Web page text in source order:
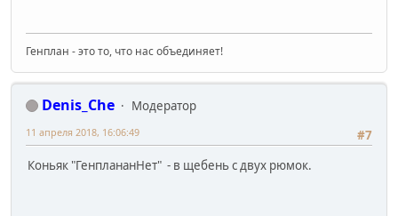
Генплан - это то, что нас объединяет!
Denis_Che
Модератор
#7
11 апреля 2018, 16:06:49
Коньяк "ГенплананНет" - в щебень с двух рюмок.